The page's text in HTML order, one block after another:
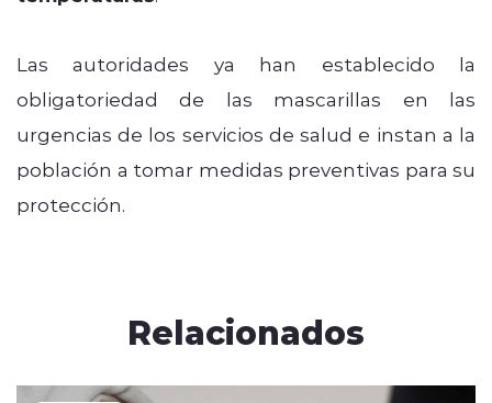
Las autoridades ya han establecido la
obligatoriedad de las mascarillas en las
urgencias de los servicios de salud e instan a la
población a tomar medidas preventivas para su
protección.
Relacionados